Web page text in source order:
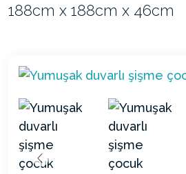
188cm x 188cm x 46cm